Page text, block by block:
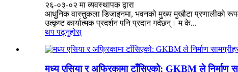
२६-०३-०२ मा व्यवस्थापक द्वारा
आधुनिक वास्तुकला डिजाइनमा, भवनको मुख्य मुखौटा प्रणालीको
उत्कृष्ट कार्यात्मक प्रदर्शन पनि प्रदान गर्दछन्। म के...
थप पढ्नुहोस्
मध्य एसिया र अफ्रिकामा टाँसिएको: GKBM ले निर्माण